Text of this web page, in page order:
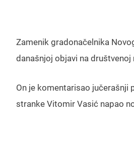
Zamenik gradonačelnika
današnjoj objavi na društvenoj
On je komentarisao
stranke Vitomir Vasić napao